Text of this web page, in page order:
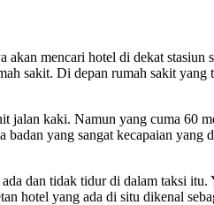
mencari hotel di dekat stasiun
sakit. Di depan rumah sakit
kaki. Namun yang cuma 60
yang sangat kecapaian yang
dan tidak tidur di dalam taksi
hotel yang ada di situ dikenal